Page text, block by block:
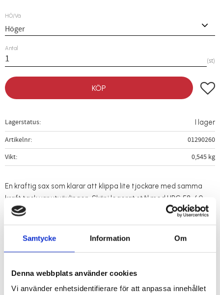
Samtycke Information Om
Denna webbplats använder cookies
Vi använder enhetsidentifierare för att anpassa innehållet
HÖ/Vä
Antal
st
KÖP
Lagerstatus I lager
Artikelnr
01290260
Vikt
0,545 kg
En kraftig sax som klarar att klippa lite tjockare med samma
kraft tack var utväxlingen. Skär i legerat stål med HRC 58-60.
Skönt tvåkomponentsgrepp. Finns som höger- och vänstersax.
Längd: 260 mm
Vikt: 545 g